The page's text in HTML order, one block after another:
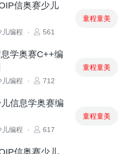
信奥赛少儿
儿编程 · 561
童程童美
学奥赛C++编
儿编程 · 712
童程童美
信息学奥赛编
儿编程 · 617
童程童美